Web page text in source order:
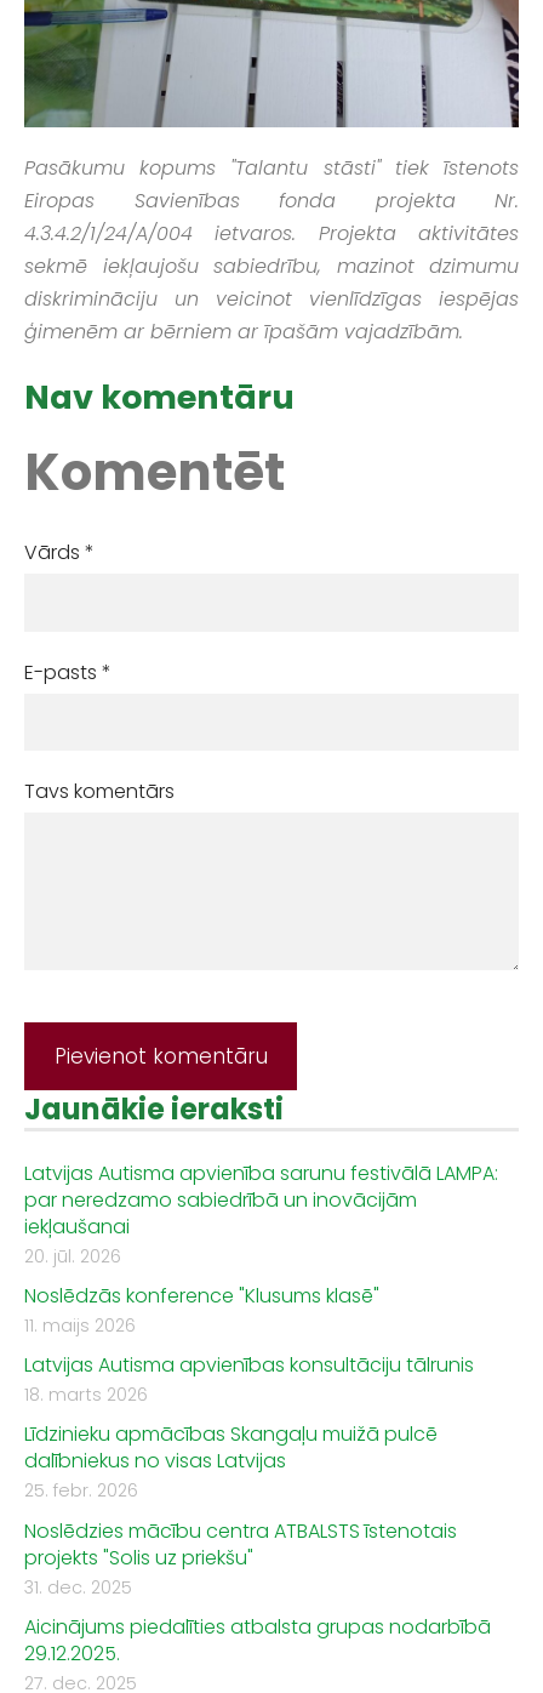
Jaunākie ieraksti
Latvijas Autisma apvienība sarunu festivālā LAMPA:
par neredzamo sabiedrībā un inovācijām
iekļaušanai
20. jūl. 2026
Noslēdzās konference "Klusums klasē"
11. maijs 2026
Latvijas Autisma apvienības konsultāciju tālrunis
18. marts 2026
Līdzinieku apmācības Skangaļu muižā pulcē
dalībniekus no visas Latvijas
25. febr. 2026
Noslēdzies mācību centra ATBALSTS īstenotais
projekts "Solis uz priekšu"
31. dec. 2025
Aicinājums piedalīties atbalsta grupas nodarbībā
29.12.2025.
27. dec. 2025
Pasākumu kopums "Talantu stāsti" tiek īstenots
Eiropas Savienības fonda projekta Nr.
4.3.4.2/1/24/A/004 ietvaros. Projekta aktivitātes
sekmē iekļaujošu sabiedrību, mazinot dzimumu
diskrimināciju un veicinot vienlīdzīgas iespējas
ģimenēm ar bērniem ar īpašām vajadzībām.
Nav komentāru
Komentēt
Vārds *
E-pasts *
Tavs komentārs